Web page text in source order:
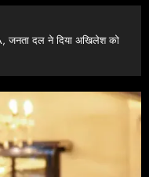
जनता दल ने दिया अखिलेश को